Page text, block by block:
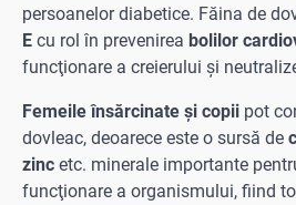
persoanelor diabetice. Făina de
E cu rol în prevenirea bolilor
funcţionare a creierului şi
Femeile însărcinate şi copii pot
dovleac, deoarece este o sursă de
zinc etc. minerale importante
funcţionare a organismului, fiind